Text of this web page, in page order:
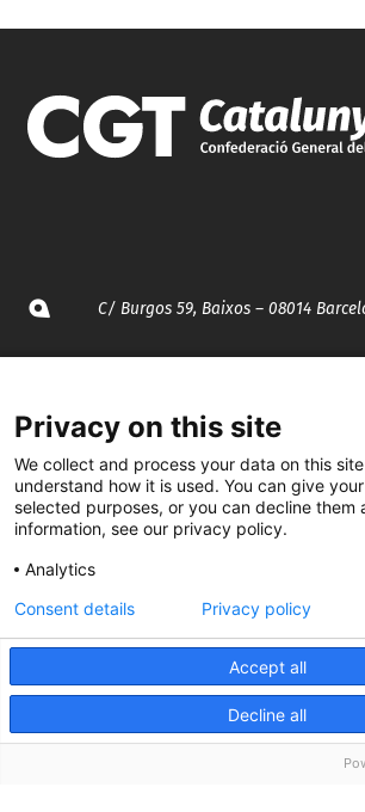
C/ Burgos 59, Baixos – 08014
935 120 481
@CGTCatalunya
cgtcatalunya
Desenvolupat per
Privacy on this site
We collect and process your data on this
understand how it is used. You can give
selected purposes, or you can decline them
information, see our privacy policy.
Analytics
Accept all
Decline all
Consent details Privacy policy